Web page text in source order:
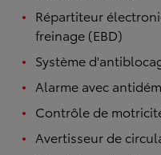
Répartiteur
freinage (EBD)
Système
Alarme avec
Contrôle de
Avertisseur de